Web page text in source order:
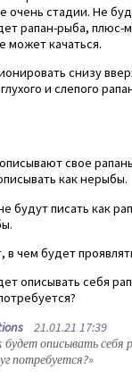
очень стадии. Не
рапан-рыба,
может качаться.
снизу
и слепого
свое
как нерыбы.
будут писать как
в чем будет
описывать себя
21.01.21 17:39
описывать себя
потребуется?»